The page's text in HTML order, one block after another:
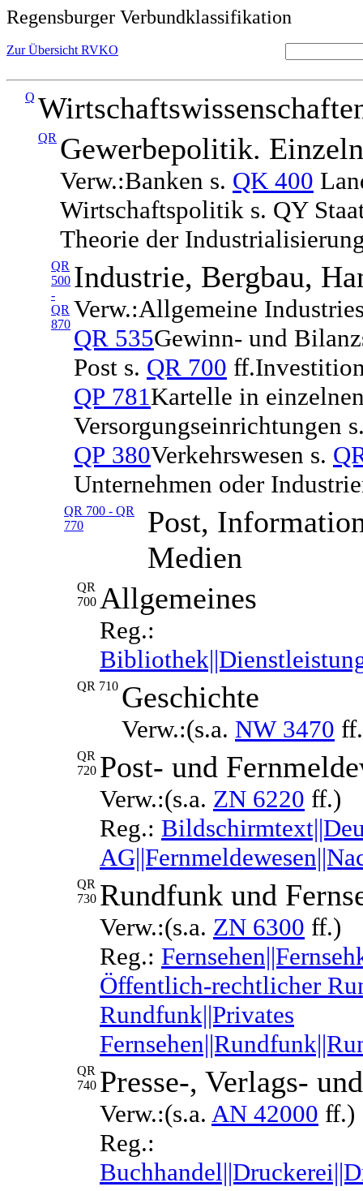
Regensburger Verbundklassifikation
Zur Übersicht RVKO
Q
QR Gewerbepolitik.
Verw.:Banken s. QK 400
Wirtschaftspolitik s. QY
Theorie der
QR
500
-
QR
870
Industrie, Bergbau,
Verw.:Allgemeine
QR 535Gewinn- und
Post s. QR 700
QP 781Kartelle in
Versorgungseinrichtungen
QP 380Verkehrswesen s.
Unternehmen oder
QR 700 - QR
770
Post,
Medien
QR
700 Allgemeines
Reg.:
QR 710 Geschichte
Verw.:(s.a. NW 3470
QR
720 Post- und
Verw.:(s.a. ZN 6220 ff.)
Reg.:
QR
730 Rundfunk und
Verw.:(s.a. ZN 6300 ff.)
Reg.:
Öffentlich-rechtlicher
Rundfunk||Privates
QR
740 Presse-, Verlags-
Verw.:(s.a. AN 42000 ff.)
Reg.: